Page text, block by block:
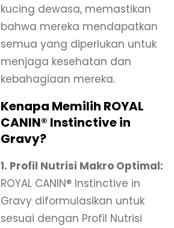
kucing dewasa, memastikan
bahwa mereka mendapatkan
semua yang diperlukan untuk
menjaga kesehatan dan
kebahagiaan mereka.
Kenapa Memilih ROYAL
CANIN® Instinctive in
Gravy?
1. Profil Nutrisi Makro Optimal:
ROYAL CANIN® Instinctive in
Gravy diformulasikan untuk
sesuai dengan Profil Nutrisi